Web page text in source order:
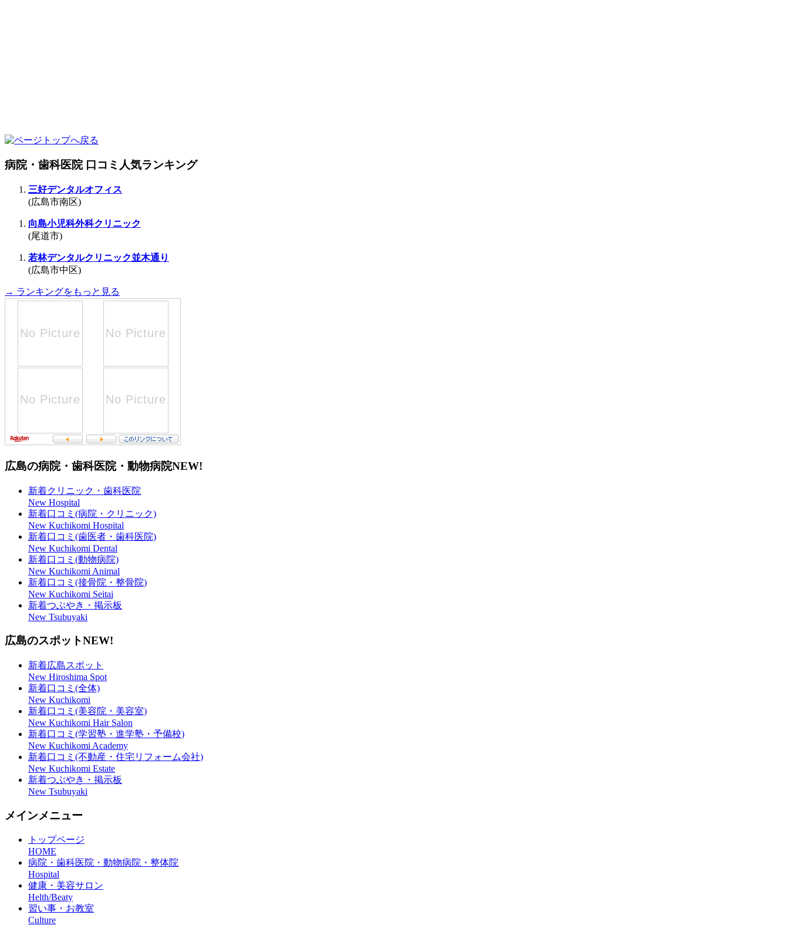
病院・歯科医院 口コミ人気ランキング
三好デンタルオフィス
(広島市南区)
向島小児科外科クリニック
(尾道市)
若林デンタルクリニック並木通り
(広島市中区)
→ ランキングをもっと見る
広島の病院・歯科医院・動物病院NEW!
新着クリニック・歯科医院
New Hospital
新着口コミ(病院・クリニック)
New Kuchikomi Hospital
新着口コミ(歯医者・歯科医院)
New Kuchikomi Dental
新着口コミ(動物病院)
New Kuchikomi Animal
新着口コミ(接骨院・整骨院)
New Kuchikomi Seitai
新着つぶやき・掲示板
New Tsubuyaki
広島のスポットNEW!
新着広島スポット
New Hiroshima Spot
新着口コミ(全体)
New Kuchikomi
新着口コミ(美容院・美容室)
New Kuchikomi Hair Salon
新着口コミ(学習塾・進学塾・予備校)
New Kuchikomi Academy
新着口コミ(不動産・住宅リフォーム会社)
New Kuchikomi Estate
新着つぶやき・掲示板
New Tsubuyaki
メインメニュー
トップページ
HOME
病院・歯科医院・動物病院・整体院
Hospital
健康・美容サロン
Helth/Beaty
習い事・お教室
Culture